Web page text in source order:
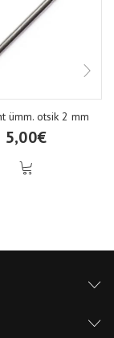
ümm. otsik 2 mm
5,00€